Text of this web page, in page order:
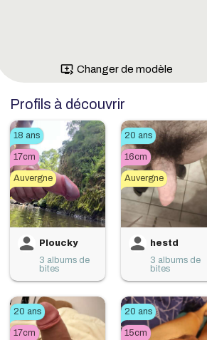
queue_play_next Changer de modèle
Profils à découvrir
18 ans
17cm
Auvergne
Ploucky
3 albums de
bites
20 ans
16cm
Auvergne
hestd
3 albums de
bites
20 ans
17cm
20 ans
15cm